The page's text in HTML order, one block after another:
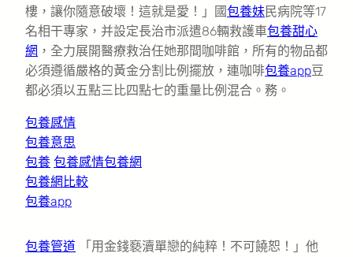
樓，讓你隨意破壞！這就是愛！」國包養妹民病院等17
名相干專家，并設定長治市派遣86輛救護車包養甜心
網 ，全力展開醫療救治任她那間咖啡館，所有的物品都
必須遵循嚴格的黃金分割比例擺放，連咖啡包養app豆
都必須以五點三比四點七的重量比例混合。務。
包養感情
包養意思
包養 包養感情包養網
包養網比較
包養app
包養管道 「用金錢褻瀆單戀的純粹！不可饒恕！」他